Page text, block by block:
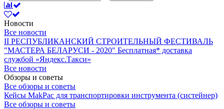
Новости
Все новости
II РЕСПУБЛИКАНСКИЙ СТРОИТЕЛЬНЫЙ ФЕСТИВАЛЬ
"МАСТЕРА БЕЛАРУСИ - 2020" Бесплатная* доставка
службой «Яндекс.Такси»
Все новости
Обзоры и советы
Все обзоры и советы
Кейсы MakPac для транспортировки инструмента (систейнер)
Все обзоры и советы